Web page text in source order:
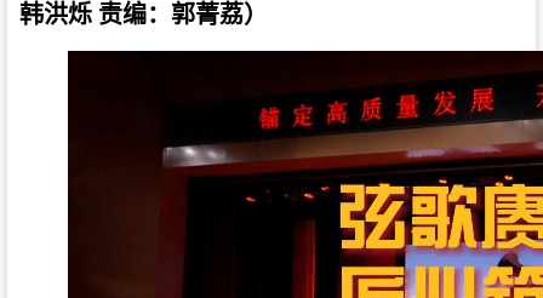
韩洪烁 责编：郭菁荔）